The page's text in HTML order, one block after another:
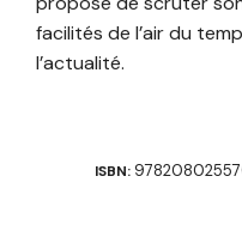
facilités de l’air du
l’actualité.
ISBN: